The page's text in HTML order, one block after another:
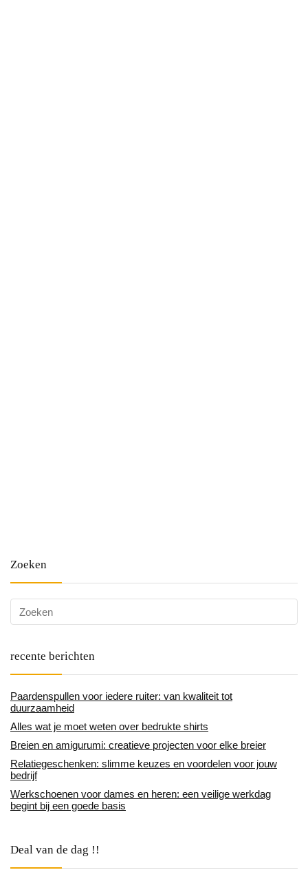
Zoeken
recente berichten
Paardenspullen voor iedere ruiter: van kwaliteit tot
duurzaamheid
Alles wat je moet weten over bedrukte shirts
Breien en amigurumi: creatieve projecten voor elke breier
Relatiegeschenken: slimme keuzes en voordelen voor jouw
bedrijf
Werkschoenen voor dames en heren: een veilige werkdag
begint bij een goede basis
Deal van de dag !!